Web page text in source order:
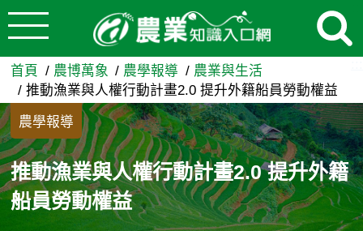
跳到主要內容
推動漁業與人權行動計畫2.0
首頁 農博萬象 農學報導
農業與生活
推動漁業與人權行動計畫2.0 提升外籍船員勞動權益
農學報導
推動漁業與人權行動計畫2.0 提升外籍
船員勞動權益